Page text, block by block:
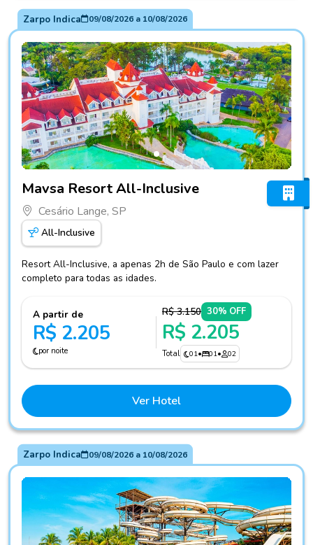
Zarpo Indica 09/08/2026a 10/08/2026
Mavsa Resort All-Inclusive
Cesário Lange, SP
All-Inclusive
Resort All-Inclusive, a apenas 2h de São Paulo e com lazer
completo para todas as idades.
A partir de
R$ 2.205
por noite
R$ 3.150 30% OFF
R$ 2.205
Total 01• 01• 02
Ver Hotel
Zarpo Indica 09/08/2026a 10/08/2026